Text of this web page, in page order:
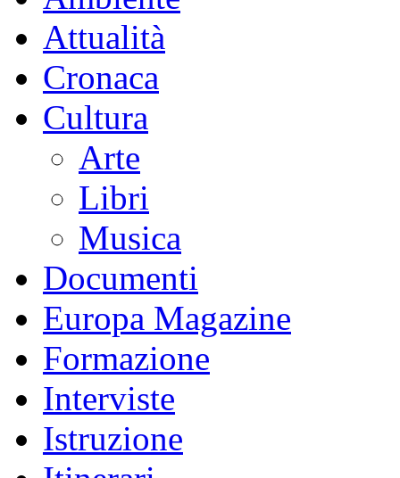
Attualità
Cronaca
Cultura
Arte
Libri
Musica
Documenti
Europa Magazine
Formazione
Interviste
Istruzione